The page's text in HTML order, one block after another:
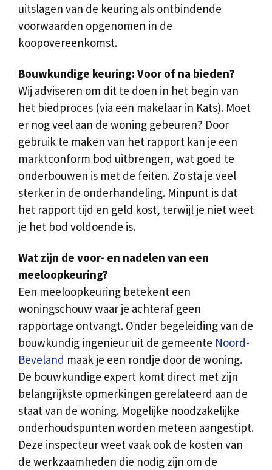
uitslagen van de keuring als ontbindende
voorwaarden opgenomen in de
koopovereenkomst.
Bouwkundige keuring: Voor of na bieden?
Wij adviseren om dit te doen in het begin van
het biedproces (via een makelaar in Kats). Moet
er nog veel aan de woning gebeuren? Door
gebruik te maken van het rapport kan je een
marktconform bod uitbrengen, wat goed te
onderbouwen is met de feiten. Zo sta je veel
sterker in de onderhandeling. Minpunt is dat
het rapport tijd en geld kost, terwijl je niet weet
je het bod voldoende is.
Wat zijn de voor- en nadelen van een
meeloopkeuring?
Een meeloopkeuring betekent een
woningschouw waar je achteraf geen
rapportage ontvangt. Onder begeleiding van de
bouwkundig ingenieur uit de gemeente Noord-
Beveland maak je een rondje door de woning.
De bouwkundige expert komt direct met zijn
belangrijkste opmerkingen gerelateerd aan de
staat van de woning. Mogelijke noodzakelijke
onderhoudspunten worden meteen aangestipt.
Deze inspecteur weet vaak ook de kosten van
de werkzaamheden die nodig zijn om de